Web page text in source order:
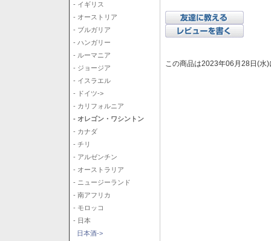
- イギリス
- オーストリア
- ブルガリア
- ハンガリー
- ルーマニア
- ジョージア
- イスラエル
- ドイツ->
- カリフォルニア
- オレゴン・ワシントン
- カナダ
- チリ
- アルゼンチン
- オーストラリア
- ニュージーランド
- 南アフリカ
- モロッコ
- 日本
日本酒->
この商品は2023年06月28日(水